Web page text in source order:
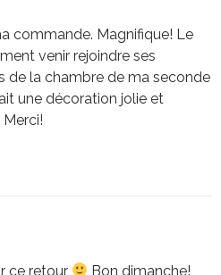
commande. Magnifique! Le
venir rejoindre ses
de la chambre de ma seconde
une décoration jolie et
Merci!
ce retour Bon dimanche!